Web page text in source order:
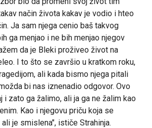
način života kakav je vodio i hteo
Ja sam njega cenio baš takvog
ga menjao i ne bih menjao njegov
da je Bleki proživeo život na
I to što se završio u kratkom roku,
ali kada bismo njega pitali
bi nas iznenadio odgovor. Ovo
i zato ga žalimo, ali ja ga ne žalim kao
Kao i njegovu priču koja se
je smislena", ističe Strahinja.